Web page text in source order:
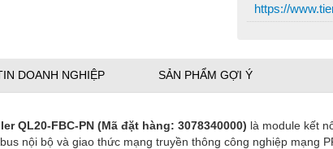
https://
DOANH NGHIỆP SẢN PHẨM GỢI Ý
QL20-FBC-PN (Mã đặt hàng: 3078340000) là module kết
nội bộ và giao thức mạng truyền thông công nghiệp mạng